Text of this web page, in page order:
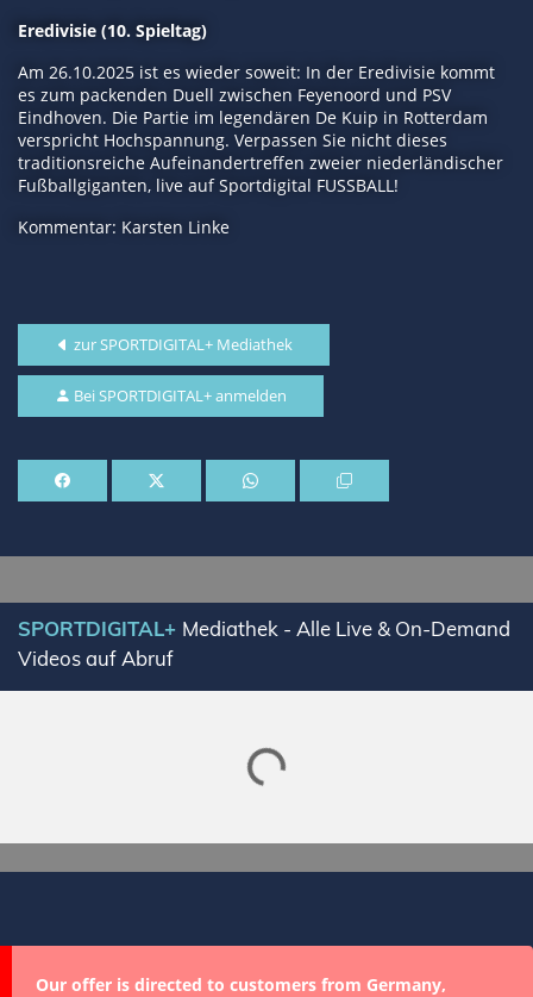
Eredivisie (10. Spieltag)
Am 26.10.2025 ist es wieder soweit: In der Eredivisie kommt
es zum packenden Duell zwischen Feyenoord und PSV
Eindhoven. Die Partie im legendären De Kuip in Rotterdam
verspricht Hochspannung. Verpassen Sie nicht dieses
traditionsreiche Aufeinandertreffen zweier niederländischer
Fußballgiganten, live auf Sportdigital FUSSBALL!
Kommentar: Karsten Linke
zur SPORTDIGITAL+ Mediathek
Bei SPORTDIGITAL+ anmelden
SPORTDIGITAL+ Mediathek - Alle Live & On-Demand
Videos auf Abruf
Lade SPORTDIGITAL+ Mediathek
Our offer is directed to customers from Germany,